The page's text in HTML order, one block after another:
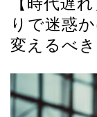
りで迷惑
変えるべき